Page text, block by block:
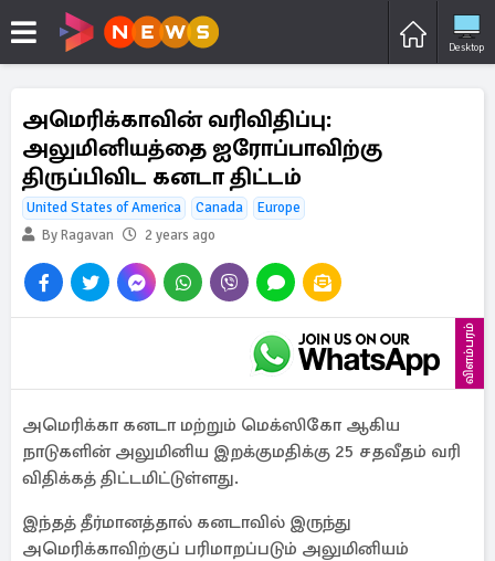
Desktop
அமெரிக்காவின் வரிவிதிப்பு:
அலுமினியத்தை ஐரோப்பாவிற்கு
திருப்பிவிட கனடா திட்டம்
United States of America Canada
Europe
By Ragavan
2 years ago
விளம்பரம்
அமெரிக்கா கனடா மற்றும் மெக்ஸிகோ ஆகிய
நாடுகளின் அலுமினிய இறக்குமதிக்கு 25 சதவீதம் வரி
விதிக்கத் திட்டமிட்டுள்ளது.
இந்தத் தீர்மானத்தால் கனடாவில் இருந்து
அமெரிக்காவிற்குப் பரிமாறப்படும் அலுமினியம்